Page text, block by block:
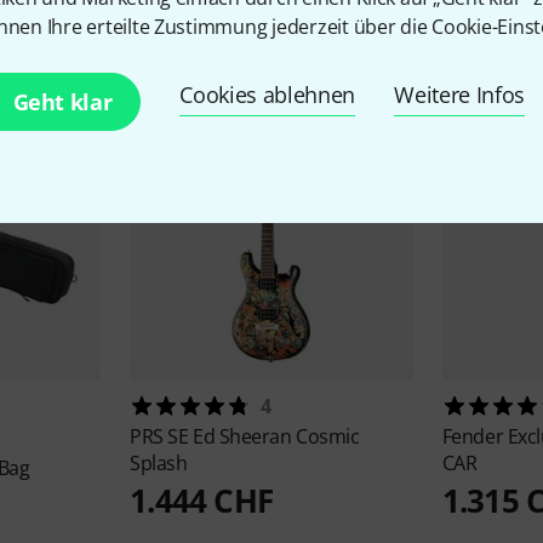
Ihre erteilte Zustimmung jederzeit über die Cookie-
Geht klar Cookies ablehnen Weitere Infos
& passende
4
PRS SE Ed Sheeran Cosmic
Splash
1.444 CHF
Fender
CAR
1.315